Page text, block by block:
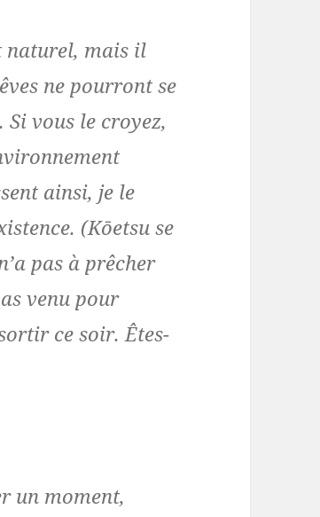
naturel, mais il
ne pourront se
vous le croyez,
ainsi, je le
(Kōetsu se
pas à prêcher
venu pour
ce soir. Êtes-
un moment,